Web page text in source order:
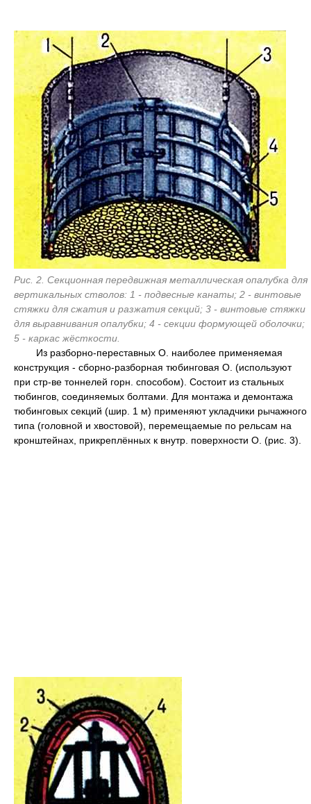
Рис. 2. Секционная передвижная металлическая опалубка для
вертикальных стволов: 1 - подвесные канаты; 2 - винтовые
стяжки для сжатия и разжатия секций; 3 - винтовые стяжки
для выравнивания опалубки; 4 - секции формующей оболочки;
5 - каркас жёсткости.
Из разборно-переставныx O. наиболее применяемая
конструкция - сборно-разборная тюбинговая O. (используют
при стр-ве тоннелей горн. способом). Состоит из стальных
тюбингов, соединяемых болтами. Для монтажа и демонтажа
тюбинговых секций (шир. 1 м) применяют укладчики рычажного
типа (головной и хвостовой), перемещаемые по рельсам на
кронштейнах, прикреплённых к внутр. поверхности O. (рис. 3).